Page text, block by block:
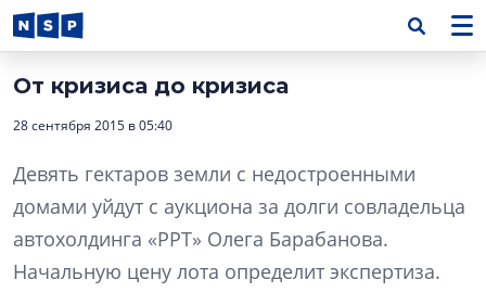
От кризиса до кризиса
28 сентября 2015 в 05:40
Девять гектаров земли с недостроенными
домами уйдут с аукциона за долги совладельца
автохолдинга «РРТ» Олега Барабанова.
Начальную цену лота определит экспертиза.